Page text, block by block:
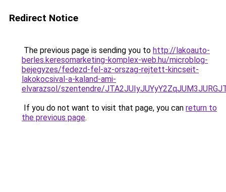
Redirect Notice
The previous page is sending you to http://lakoauto-
berles.keresomarketing-komplex-web.hu/microblog-
bejegyzes/fedezd-fel-az-orszag-rejtett-kincseit-
lakokocsival-a-kaland-ami-
elvarazsol/szentendre/
If you do not want to visit that page, you can return to
the previous page.